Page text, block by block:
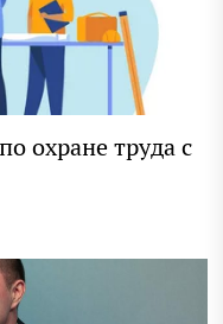
охране труда с